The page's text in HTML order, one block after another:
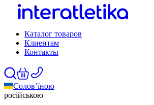
Каталог товаров
Клиентам
Контакты
Солов’їною
російською